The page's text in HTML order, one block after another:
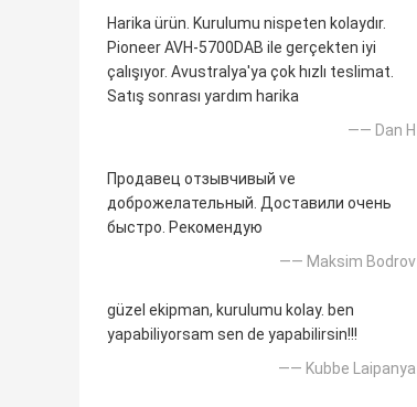
Harika ürün. Kurulumu nispeten kolaydır.
Pioneer AVH-5700DAB ile gerçekten iyi
çalışıyor. Avustralya'ya çok hızlı teslimat.
Satış sonrası yardım harika
—— Dan H
Продавец отзывчивый ve
доброжелательный. Доставили очень
быстро. Рекомендую
—— Maksim Bodrov
güzel ekipman, kurulumu kolay. ben
yapabiliyorsam sen de yapabilirsin!!!
—— Kubbe Laipanya